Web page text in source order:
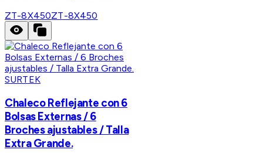
ZT-8X450ZT-8X450
SURTEK
Chaleco Reflejante con 6
Bolsas Externas / 6
Broches ajustables / Talla
Extra Grande.